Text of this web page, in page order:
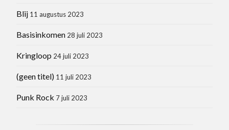
Blij 11 augustus 2023
Basisinkomen 28 juli 2023
Kringloop 24 juli 2023
(geen titel) 11 juli 2023
Punk Rock 7 juli 2023